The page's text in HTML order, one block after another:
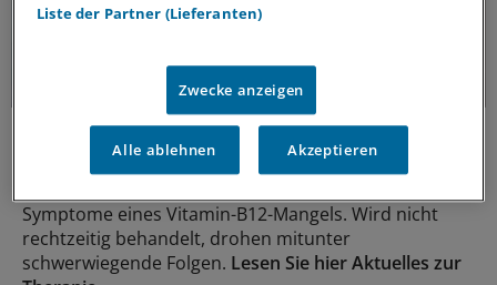
Fatal verkannt
Vitamin-B12-Mangel frühzeitig behandeln!
Symptome eines Vitamin-B12-Mangels. Wird nicht
rechtzeitig behandelt, drohen mitunter
schwerwiegende Folgen. Lesen Sie hier Aktuelles zur
Liste der Partner (Lieferanten)
Zwecke anzeigen
Alle ablehnen Akzeptieren